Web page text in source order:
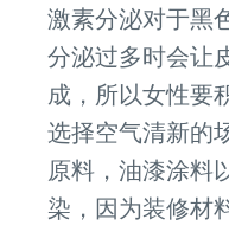
激素分泌对于黑
分泌过多时会让
成，所以女性要
选择空气清新的
原料，油漆涂料
染，因为装修材